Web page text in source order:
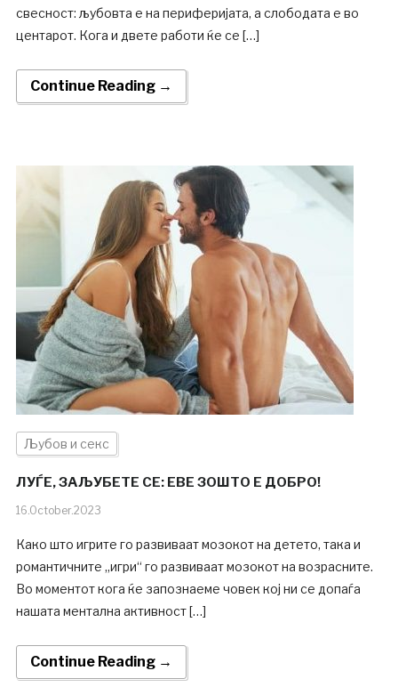
свесност: љубовта е на периферијата, а слободата е во
центарот. Кога и двете работи ќе се […]
Continue Reading →
Љубов и секс
ЛУЃЕ, ЗАЉУБЕТЕ СЕ: ЕВЕ ЗОШТО Е ДОБРО!
16.October.2023
Како што игрите го развиваат мозокот на детето, така и
романтичните „игри“ го развиваат мозокот на возрасните.
Во моментот кога ќе запознаеме човек кој ни се допаѓа
нашата ментална активност […]
Continue Reading →